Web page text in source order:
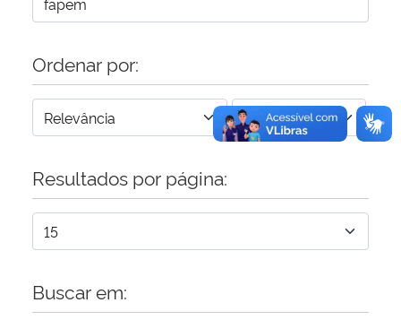
Secretaria de Governo
Gabinete de Segurança Institucional
Advocacia-Geral da União
Banco Central do Brasil
Ordenar por:
Resultados por página:
Buscar em: